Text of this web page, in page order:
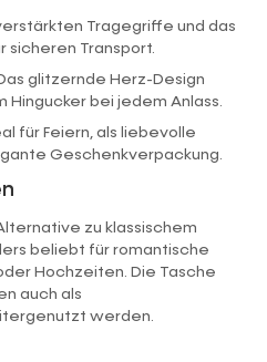
Tragegriffe und das
sicheren Transport.
glitzernde Herz-Design
Hingucker bei jedem Anlass.
für Feiern, als liebevolle
Geschenkverpackung.
zu klassischem
beliebt für romantische
Hochzeiten. Die Tasche
auch als
werden.